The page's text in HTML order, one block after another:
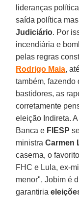
lideranças
saída política
Judiciário. Por
incendiária e
pelas regras
Rodrigo Maia,
também, fazendo
bastidores, as
corretamente
eleição Indireta.
Banca e FIESP
ministraCarmen
caserna, o
FHC e Lula, ex-
menor", Jobim é
garantiria